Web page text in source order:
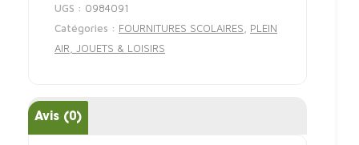
UGS : 0984091
Catégories : FOURNITURES SCOLAIRES
PLEIN
AIR, JOUETS & LOISIRS
Avis (0)